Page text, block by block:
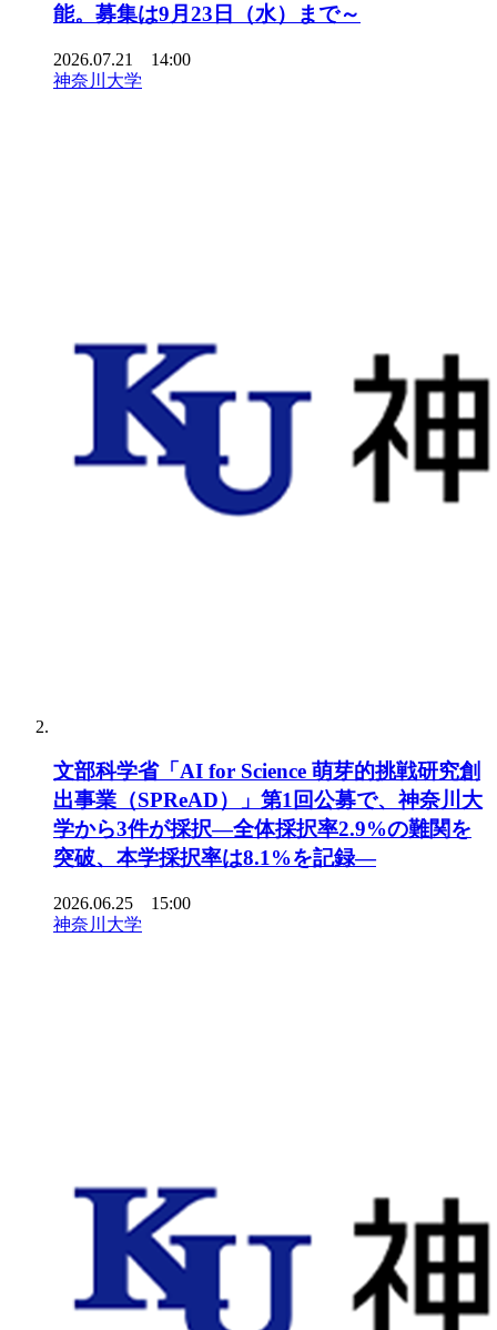
能。募集は9月23日（水）まで～
2026.07.21 14:00
神奈川大学
文部科学省「AI for Science 萌芽的挑戦研究創
出事業（SPReAD）」第1回公募で、神奈川大
学から3件が採択―全体採択率2.9%の難関を
突破、本学採択率は8.1%を記録―
2026.06.25 15:00
神奈川大学